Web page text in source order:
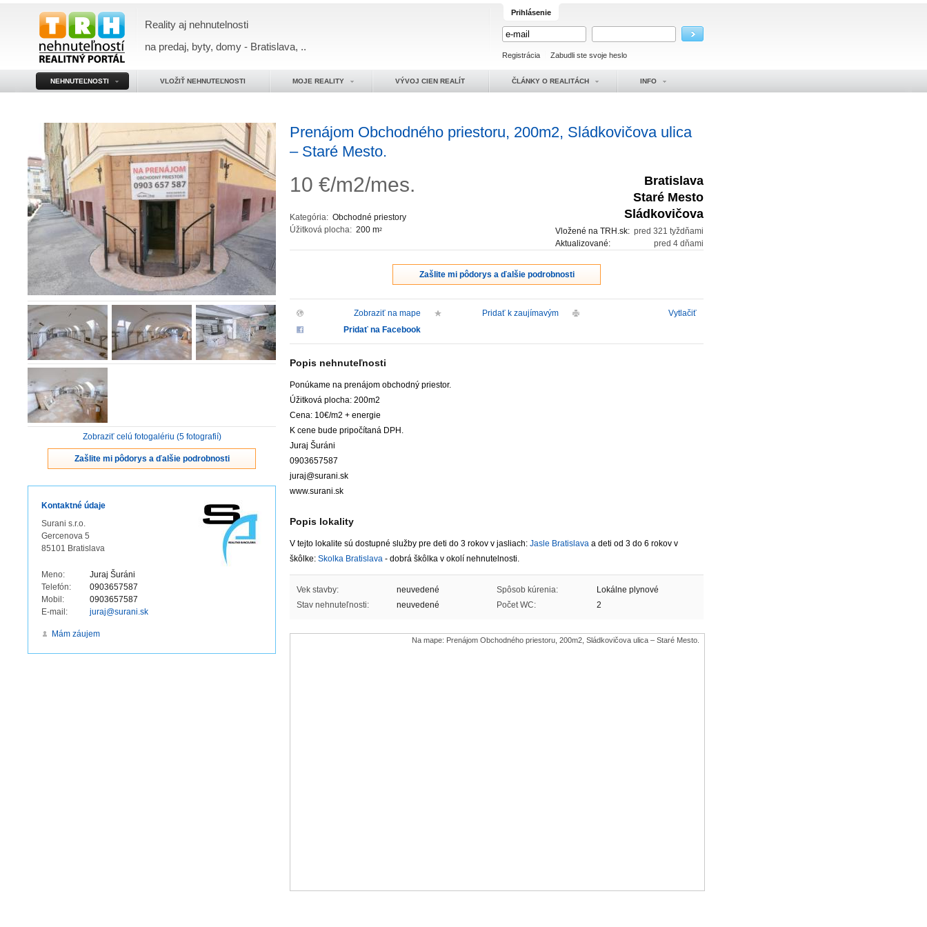
Reality aj nehnutelnosti
na predaj, byty, domy - Bratislava, ..
Prihlásenie
Registrácia Zabudli ste svoje heslo
NEHNUTEĽNOSTI VLOŽIŤ NEHNUTEĽNOSTI MOJE REALITY VÝVOJ CIEN REALÍT ČLÁNKY O REALITÁCH INFO
Zobraziť celú fotogalériu (5 fotografií)
Zašlite mi pôdorys a ďalšie podrobnosti
Kontaktné údaje
Surani s.r.o.
Gercenova 5
85101 Bratislava
Meno:
Juraj Šuráni
Telefón:
0903657587
Mobil:
0903657587
E-mail:
juraj@surani.sk
Mám záujem
Prenájom Obchodného priestoru, 200m2, Sládkovičova ulica
– Staré Mesto.
10 €/m2/mes.
Kategória: Obchodné priestory
Úžitková plocha: 200 m2
Bratislava
Staré Mesto
Sládkovičova
pred 321 tyždňami
Vložené na TRH.sk:
pred 4 dňami
Aktualizované:
Zašlite mi pôdorys a ďalšie podrobnosti
Zobraziť na mape Pridať k zaujímavým
Vytlačiť
Pridať na Facebook
Popis nehnuteľnosti
Ponúkame na prenájom obchodný priestor.
Úžitková plocha: 200m2
Cena: 10€/m2 + energie
K cene bude pripočítaná DPH.
Juraj Šuráni
0903657587
juraj@surani.sk
www.surani.sk
Popis lokality
V tejto lokalite sú dostupné služby pre deti do 3 rokov v jasliach: Jasle Bratislava a deti od 3 do 6 rokov v
škôlke: Skolka Bratislava - dobrá škôlka v okolí nehnutelnosti.
Vek stavby:
neuvedené
Stav nehnuteľnosti:
neuvedené
Spôsob kúrenia:
Lokálne plynové
Počet WC:
2
Na mape: Prenájom Obchodného priestoru, 200m2, Sládkovičova ulica – Staré Mesto.